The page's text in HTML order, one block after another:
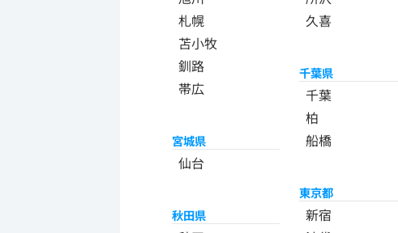
札幌
苫小牧
釧路
帯広
宮城県
仙台
秋田県
久喜
千葉県
千葉
柏
船橋
東京都
新宿